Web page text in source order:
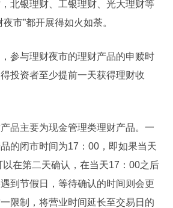
北银理财、工银理财、光大理财等
市”都开展得如火如荼。
参与理财夜市的理财产品的申赎时
投资者至少提前一天获得理财收
品主要为现金管理类理财产品。一
的闭市时间为17：00，即如果当天
在第二天确认，在当天17：00之后
到节假日，等待确认的时间则会更
限制，将营业时间延长至交易日的